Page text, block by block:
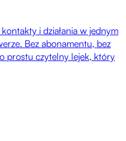
i działania w jednym
Bez abonamentu, bez
prostu czytelny lejek, który